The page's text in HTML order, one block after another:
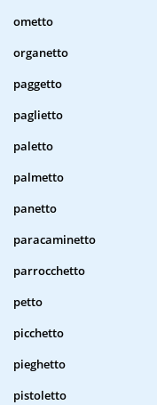
ometto
organetto
paggetto
paglietto
paletto
palmetto
panetto
paracaminetto
parrocchetto
petto
picchetto
pieghetto
pistoletto